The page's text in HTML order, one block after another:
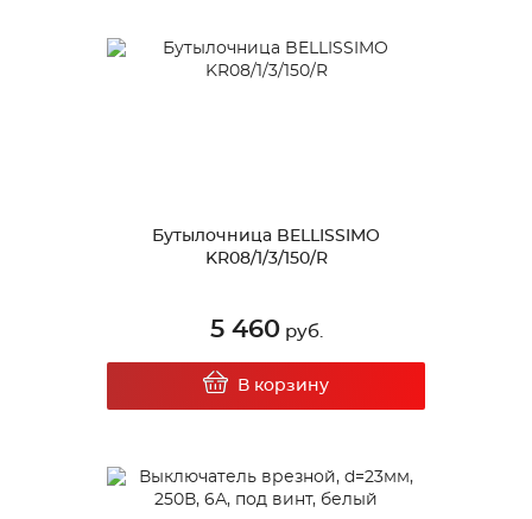
Бутылочница BELLISSIMO
KR08/1/3/150/R
5 460руб.
В корзину